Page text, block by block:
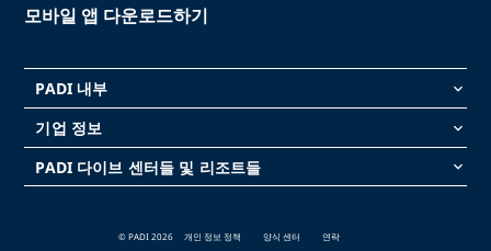
모바일 앱 다운로드하기
PADI 내부 keyboard_arrow_down
기업 정보 keyboard_arrow_down
PADI 다이브 센터들 및 리조트들 keyboard_arrow_down
© PADI 2026 개인 정보 정책 양식 센터 연락